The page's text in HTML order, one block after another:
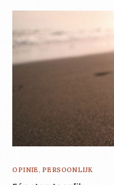
OPINIE PERSOONLIJK